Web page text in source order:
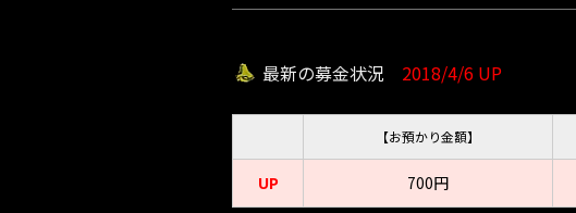
最新の募金状況 2018/4/6 UP
【お預かり金額】
UP 700円